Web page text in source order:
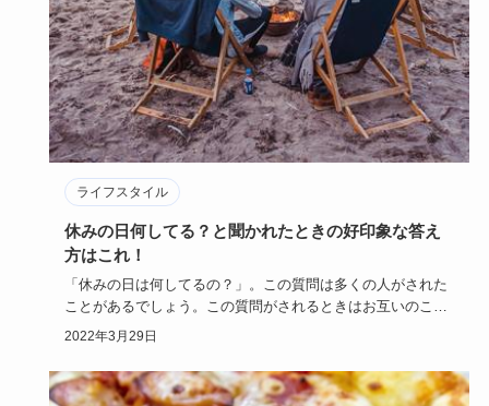
ライフスタイル
休みの日何してる？と聞かれたときの好印象な答え
方はこれ！
「休みの日は何してるの？」。この質問は多くの人がされた
ことがあるでしょう。この質問がされるときはお互いのこと
をまだよく知ら…
2022年3月29日